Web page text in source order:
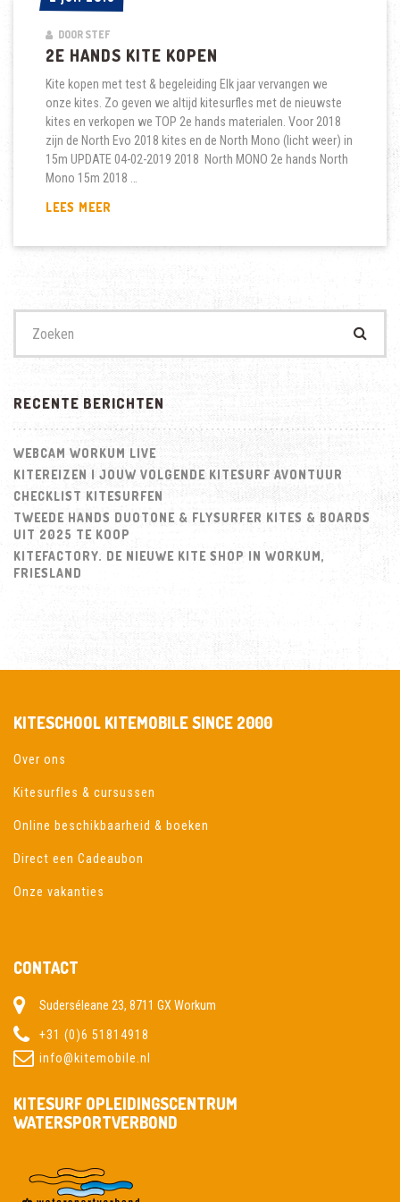
DOOR STEF
2E HANDS KITE KOPEN
Kite kopen met test & begeleiding Elk jaar vervangen we
onze kites. Zo geven we altijd kitesurfles met de nieuwste
kites en verkopen we TOP 2e hands materialen. Voor 2018
zijn de North Evo 2018 kites en de North Mono (licht weer) in
15m UPDATE 04-02-2019 2018 North MONO 2e hands North
Mono 15m 2018 …
LEES MEER
naar:
RECENTE BERICHTEN
WEBCAM WORKUM LIVE
KITEREIZEN | JOUW VOLGENDE KITESURF AVONTUUR
CHECKLIST KITESURFEN
TWEEDE HANDS DUOTONE & FLYSURFER KITES & BOARDS
UIT 2025 TE KOOP
KITEFACTORY. DE NIEUWE KITE SHOP IN WORKUM,
FRIESLAND
KITESCHOOL KITEMOBILE SINCE 2000
Over ons
Kitesurfles & cursussen
Online beschikbaarheid & boeken
Direct een Cadeaubon
Onze vakanties
CONTACT
Suderséleane 23, 8711 GX Workum
+31 (0)6 51814918
info@kitemobile.nl
KITESURF OPLEIDINGSCENTRUM
WATERSPORTVERBOND